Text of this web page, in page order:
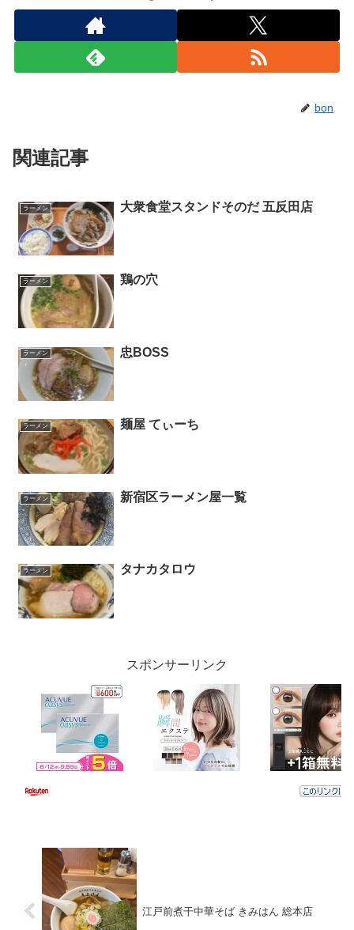
bon
関連記事
ラーメン 大衆食堂スタンドそのだ 五反田店
ラーメン 鶏の穴
ラーメン 忠BOSS
ラーメン 麺屋 てぃーち
ラーメン 新宿区ラーメン屋一覧
ラーメン タナカタロウ
スポンサーリンク
江戸前煮干中華そば きみはん 総本店